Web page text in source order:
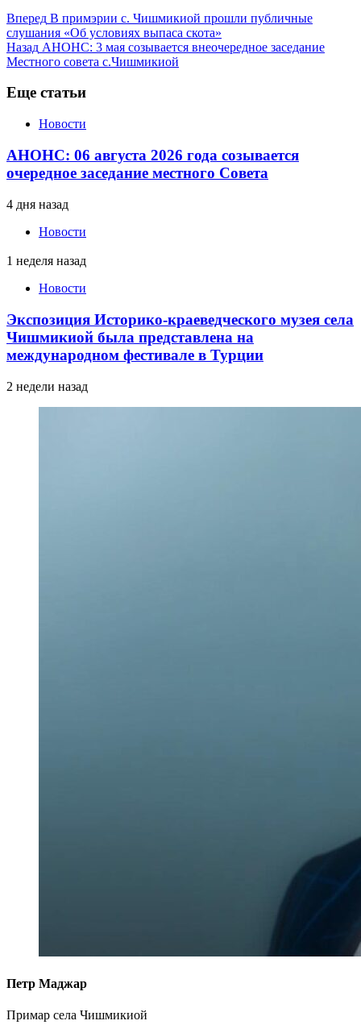
Вперед В примэрии с. Чишмикиой прошли публичные
слушания «Об условиях выпаса скота»
Назад АНОНС: 3 мая созывается внеочередное заседание
Местного совета с.Чишмикиой
Еще статьи
Новости
АНОНС: 06 августа 2026 года созывается
очередное заседание местного Совета
4 дня назад
Новости
1 неделя назад
Новости
Экспозиция Историко-краеведческого музея села
Чишмикиой была представлена на
международном фестивале в Турции
2 недели назад
Петр Маджар
Примар села Чишмикиой